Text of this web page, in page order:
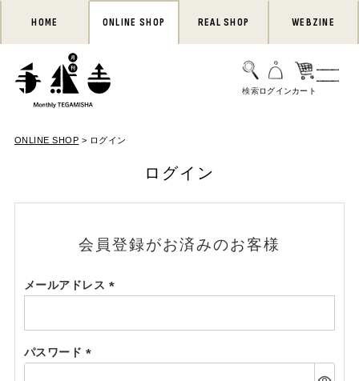
HOME ONLINE SHOP REAL SHOP WEBZINE
ONLINE SHOP ログイン
ログイン
会員登録がお済みのお客様
メールアドレス
須)
パスワード